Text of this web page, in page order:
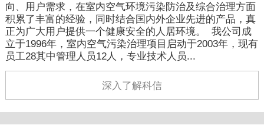
向、用户需求，在室内空气环境污染防治及综合治理方面
积累了丰富的经验，同时结合国内外企业先进的产品，真
正为广大用户提供一个健康安全的人居环境。 我公司成
立于1996年，室内空气污染治理项目启动于2003年，现有
员工28其中管理人员12人，专业技术人员...
深入了解科信